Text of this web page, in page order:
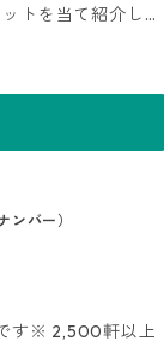
トを当て紹介して
会社情報』な
れから住宅会社を
ンバー）
す※ 2,500軒以上